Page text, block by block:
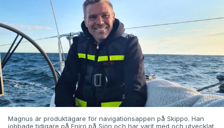
Magnus är produktägare för navigationsappen på Skippo. Han
jobbade tidigare på Eniro på Sjön och har varit med och utvecklat